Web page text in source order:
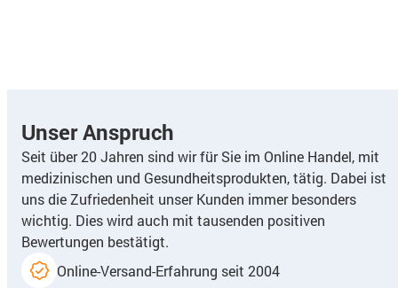
Unser Anspruch
Seit über 20 Jahren sind wir für Sie im Online Handel, mit
medizinischen und Gesundheitsprodukten, tätig. Dabei ist
uns die Zufriedenheit unser Kunden immer besonders
wichtig. Dies wird auch mit tausenden positiven
Bewertungen bestätigt.
Online-Versand-Erfahrung seit 2004